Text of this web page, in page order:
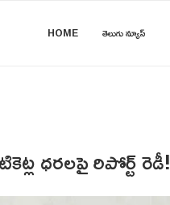
HOME తెలుగు న్యూస్
ధరలపై రిపోర్ట్ రెడీ!